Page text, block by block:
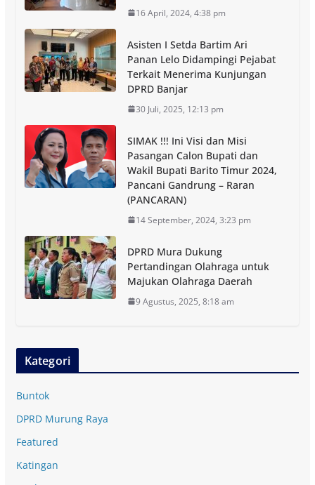
16 April, 2024, 4:38 pm
Asisten I Setda Bartim Ari
Panan Lelo Didampingi Pejabat
Terkait Menerima Kunjungan
DPRD Banjar
30 Juli, 2025, 12:13 pm
SIMAK !!! Ini Visi dan Misi
Pasangan Calon Bupati dan
Wakil Bupati Barito Timur 2024,
Pancani Gandrung – Raran
(PANCARAN)
14 September, 2024, 3:23 pm
DPRD Mura Dukung
Pertandingan Olahraga untuk
Majukan Olahraga Daerah
9 Agustus, 2025, 8:18 am
Kategori
Buntok
DPRD Murung Raya
Featured
Katingan